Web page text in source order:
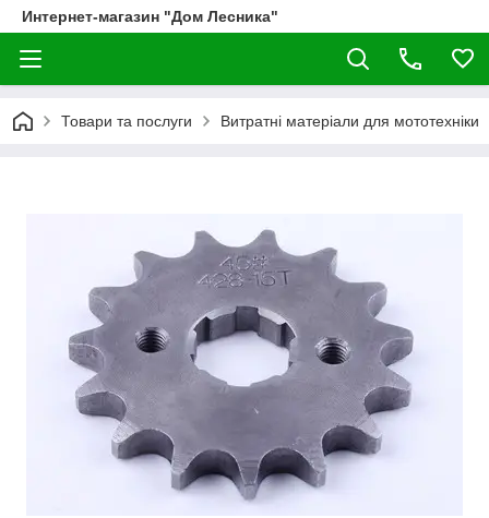
Интернет-магазин "Дом Лесника"
Товари та послуги Витратні матеріали для мототехніки